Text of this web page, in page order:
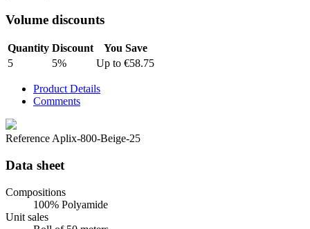
Volume discounts
Quantity Discount
You Save
5
5% Up to €58.75
Product Details
Comments
Reference Aplix-800-Beige-25
Data sheet
Compositions
100% Polyamide
Unit sales